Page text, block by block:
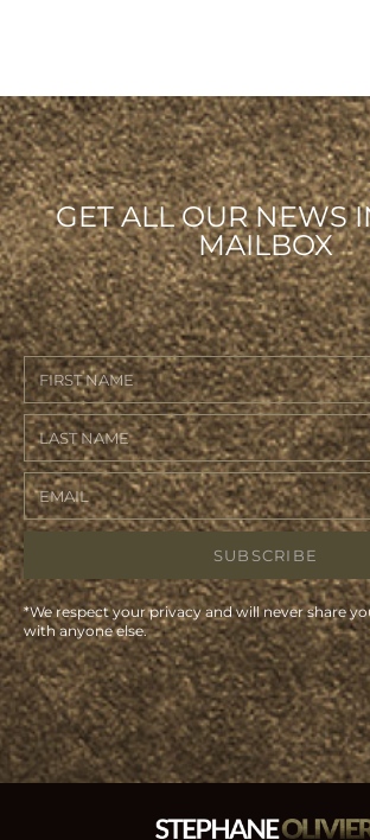
GET ALL OUR NEWS
MAILBOX
SUBSCRIBE
*We respect your privacy and will never share
with anyone else.